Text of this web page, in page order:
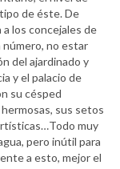
de éste. De
los concejales de
número, no estar
del ajardinado y
y el palacio de
su césped
sus setos
muy
pero inútil para
a esto, mejor el